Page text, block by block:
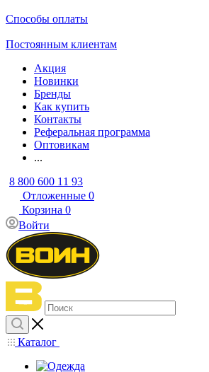
Способы оплаты
Постоянным клиентам
Акция
Новинки
Бренды
Как купить
Контакты
Реферальная программа
Оптовикам
...
8 800 600 11 93
Отложенные 0
Корзина 0
Войти
Каталог